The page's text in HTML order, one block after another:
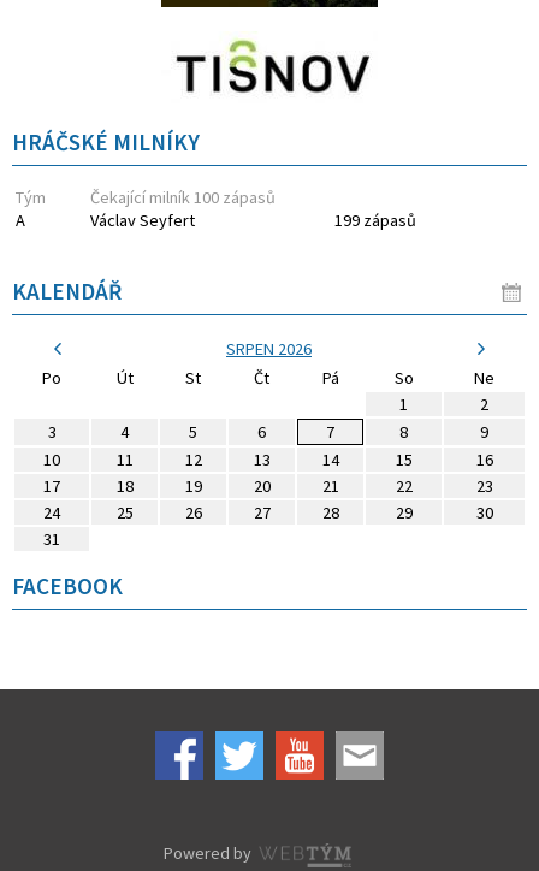
HRÁČSKÉ MILNÍKY
Tým
Čekající milník 100 zápasů
A
Václav Seyfert 199 zápasů
KALENDÁŘ
SRPEN 2026
Po
Út St Čt Pá So
Ne
1
2
3
4 5 6 7 8
9
10
11 12 13 14 15
16
17
18 19 20 21 22
23
24
25 26 27 28 29
30
31
FACEBOOK
Powered by